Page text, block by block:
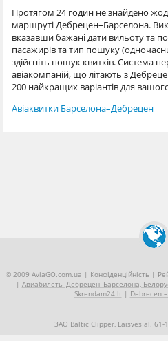
Протягом 24 годин не знайдено
маршруті Дебрецен–Барселона.
вказавши бажані дати вильоту та
пасажирів та тип пошуку
здійсніть пошук квитків. Система
авіакомпаній, що літають з
200 найкращих варіантів для
Авіаквитки Барселона–Дебрецен
© 2009 AviaGO.com.ua | Конфіденційність |
| Авиабилеты Дебрецен–Барселона,
Skrendam24.lt | Debrecen
ЗАО Baltic Clipper, Laisvės al. 61-